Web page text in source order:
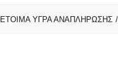
ΕΤΟΙΜΑ ΥΓΡΑ ΑΝΑΠΛΗΡΩΣΗΣ